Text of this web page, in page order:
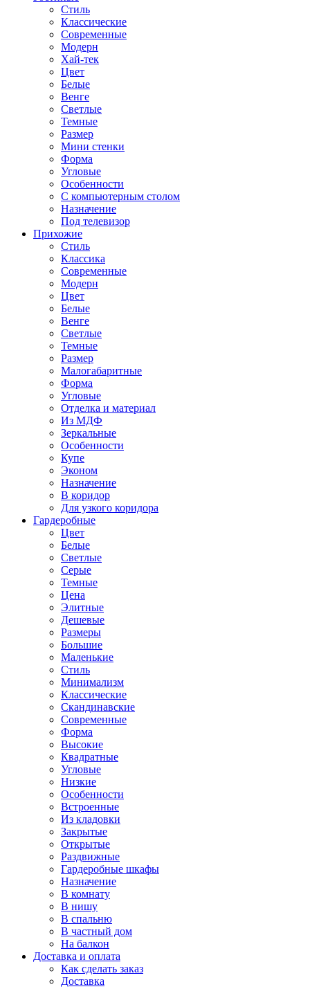
Стиль
Классические
Современные
Модерн
Хай-тек
Цвет
Белые
Венге
Светлые
Темные
Размер
Мини стенки
Форма
Угловые
Особенности
С компьютерным столом
Назначение
Под телевизор
Прихожие
Стиль
Классика
Современные
Модерн
Цвет
Белые
Венге
Светлые
Темные
Размер
Малогабаритные
Форма
Угловые
Отделка и материал
Из МДФ
Зеркальные
Особенности
Купе
Эконом
Назначение
В коридор
Для узкого коридора
Гардеробные
Цвет
Белые
Светлые
Серые
Темные
Цена
Элитные
Дешевые
Размеры
Большие
Маленькие
Стиль
Минимализм
Классические
Скандинавские
Современные
Форма
Высокие
Квадратные
Угловые
Низкие
Особенности
Встроенные
Из кладовки
Закрытые
Открытые
Раздвижные
Гардеробные шкафы
Назначение
В комнату
В нишу
В спальню
В частный дом
На балкон
Доставка и оплата
Как сделать заказ
Доставка